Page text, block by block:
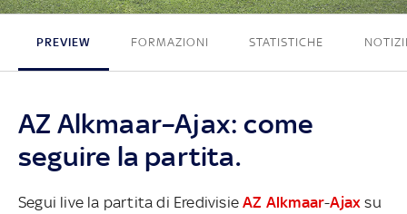
PREVIEW FORMAZIONI STATISTICHE
AZ Alkmaar–Ajax: come
seguire la partita.
Segui live la partita di EredivisieAZ Alkmaar-Ajax su